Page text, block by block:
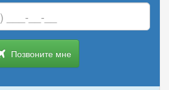
номер
телефона
Позвоните мне